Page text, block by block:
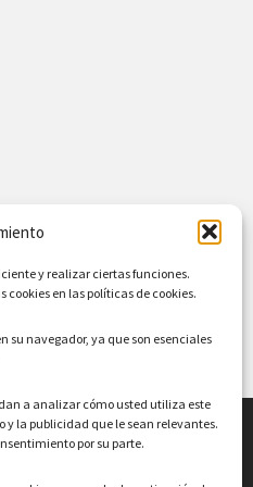
y realizar ciertas funciones.
en las políticas de cookies.
su navegador, ya que son esenciales
a analizar cómo usted utiliza este
y la publicidad que le sean relevantes.
por su parte.